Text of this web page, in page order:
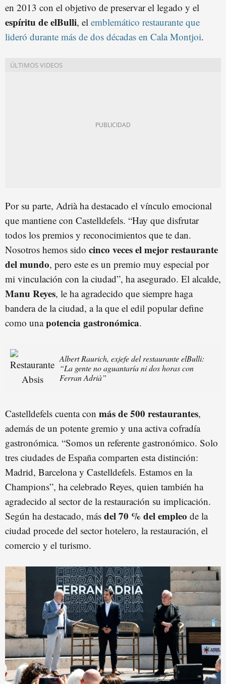
en 2013 con el objetivo de preservar el legado y el
espíritu de elBulli, el emblemático restaurante que
lideró durante más de dos décadas en Cala Montjoi.
Por su parte, Adrià ha destacado el vínculo emocional
que mantiene con Castelldefels. “Hay que disfrutar
todos los premios y reconocimientos que te dan.
Nosotros hemos sido cinco veces el mejor restaurante
del mundo, pero este es un premio muy especial por
mi vinculación con la ciudad”, ha asegurado. El alcalde,
Manu Reyes, le ha agradecido que siempre haga
bandera de la ciudad, a la que el edil popular define
como unapotencia gastronómica.
Albert Raurich, exjefe del restaurante elBulli:
“La gente no aguantaría ni dos horas con
Ferran Adrià”
Castelldefels cuenta con más de 500 restaurantes,
además de un potente gremio y una activa cofradía
gastronómica. “Somos un referente gastronómico. Solo
tres ciudades de España comparten esta distinción:
Madrid, Barcelona y Castelldefels. Estamos en la
Champions”, ha celebrado Reyes, quien también ha
agradecido al sector de la restauración su implicación.
Según ha destacado, más del 70 % del empleo de la
ciudad procede del sector hotelero, la restauración, el
comercio y el turismo.